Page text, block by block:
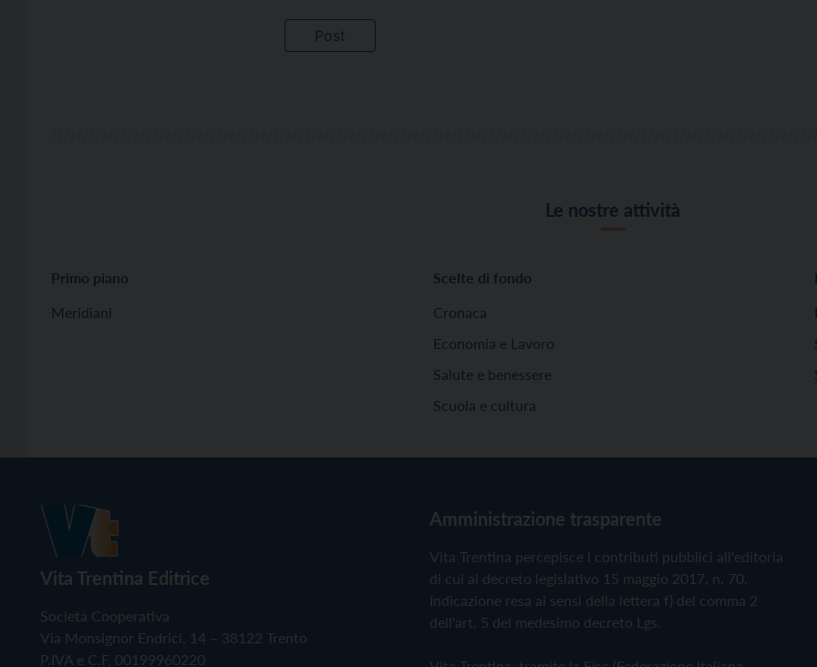
Le nostre attività
Primo piano
Meridiani
Scelte di fondo
Cronaca
Economia e Lavoro
Salute e benessere
Scuola e cultura
Vita Trentina Editrice
Società Cooperativa
Via Monsignor Endrici, 14 – 38122 Trento
P.IVA e C.F. 00199960220
Amministrazione trasparente
Vita Trentina percepisce i contributi pubblici all'editoria
di cui al decreto legislativo 15 maggio 2017, n. 70.
Indicazione resa ai sensi della lettera f) del comma 2
dell'art. 5 del medesimo decreto Lgs.